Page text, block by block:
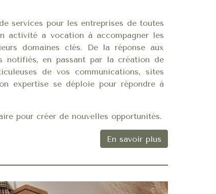
services pour les entreprises de toutes
activité a vocation à accompagner les
domaines clés. De la réponse aux
notifiés, en passant par la création de
de vos communications, sites
expertise se déploie pour répondre à
pour créer de nouvelles opportunités.
En savoir plus